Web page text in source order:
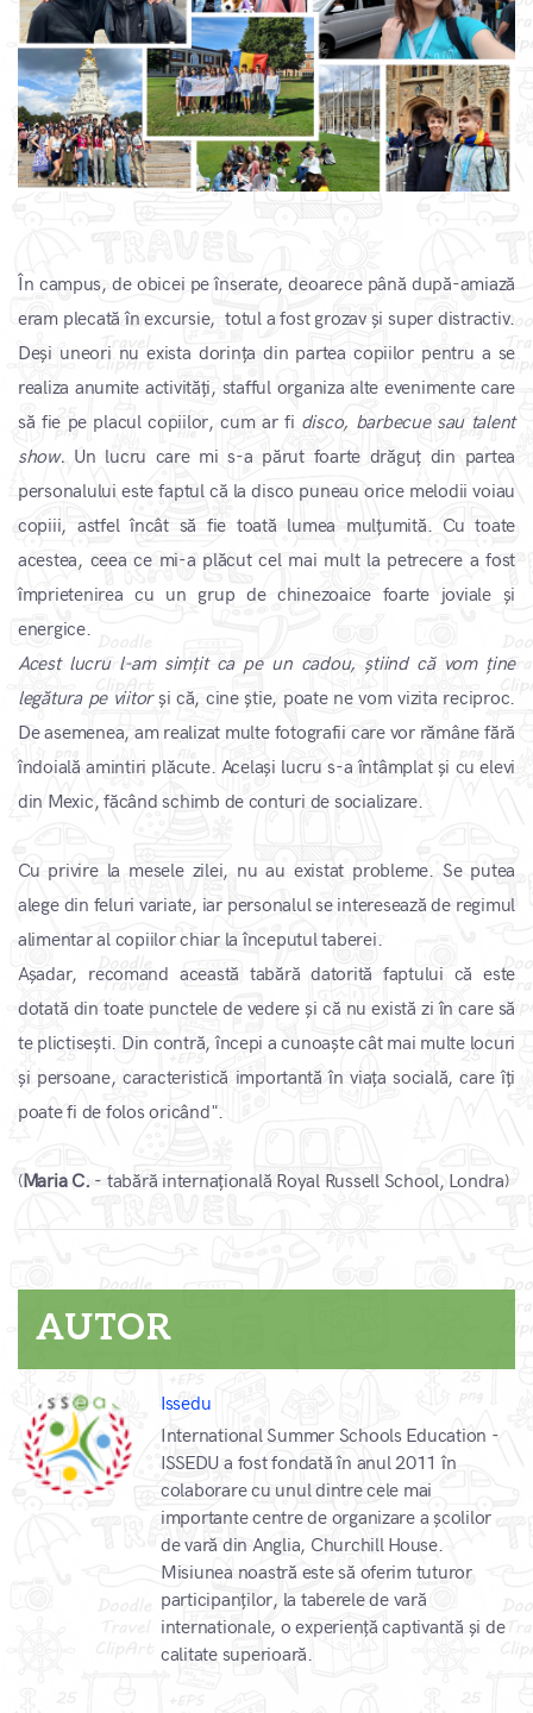
În campus, de obicei pe înserate, deoarece până după-amiază
eram plecată în excursie, totul a fost grozav și super distractiv.
Deși uneori nu exista dorința din partea copiilor pentru a se
realiza anumite activități, stafful organiza alte evenimente care
să fie pe placul copiilor, cum ar fi disco, barbecue sau talent
show. Un lucru care mi s-a părut foarte drăguț din partea
personalului este faptul că la disco puneau orice melodii voiau
copiii, astfel încât să fie toată lumea mulțumită. Cu toate
acestea, ceea ce mi-a plăcut cel mai mult la petrecere a fost
împrietenirea cu un grup de chinezoaice foarte joviale și
energice.
Acest lucru l-am simțit ca pe un cadou, știind că vom ține
legătura pe viitorși că, cine știe, poate ne vom vizita reciproc.
De asemenea, am realizat multe fotografii care vor rămâne fără
îndoială amintiri plăcute. Același lucru s-a întâmplat și cu elevi
din Mexic, făcând schimb de conturi de socializare.
Cu privire la mesele zilei, nu au existat probleme. Se putea
alege din feluri variate, iar personalul se interesează de regimul
alimentar al copiilor chiar la începutul taberei.
Așadar, recomand această tabără datorită faptului că este
dotată din toate punctele de vedere și că nu există zi în care să
te plictisești. Din contră, începi a cunoaște cât mai multe locuri
și persoane, caracteristică importantă în viața socială, care îți
poate fi de folos oricând".
(Maria C. - tabără internațională Royal Russell School, Londra)
AUTOR
Issedu
International Summer Schools Education -
ISSEDU a fost fondată în anul 2011 în
colaborare cu unul dintre cele mai
importante centre de organizare a școlilor
de vară din Anglia, Churchill House.
Misiunea noastră este să oferim tuturor
participanților, la taberele de vară
internationale, o experiență captivantă și de
calitate superioară.